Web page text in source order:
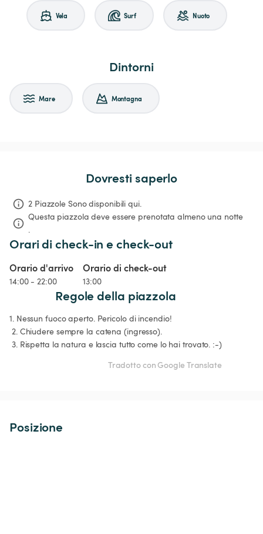
Vela Surf Nuoto
Dintorni
Mare Montagna
Dovresti saperlo
2 Piazzole Sono disponibili qui.
Questa piazzola deve essere prenotata almeno una notte
.
Orari di check-in e check-out
Orario d'arrivo
14:00 - 22:00
Orario di check-out
13:00
Regole della piazzola
1. Nessun fuoco aperto. Pericolo di incendio!
3. Rispetta la natura e lascia tutto come lo hai trovato. :-)
Tradotto con Google Translate
Posizione